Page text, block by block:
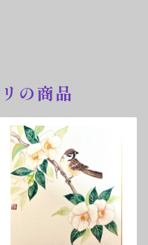
の商品